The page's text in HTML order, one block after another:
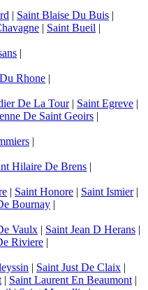
| Saint Blaise Du Buis |
| Saint Bueil |
|
Rhone |
De La Tour | Saint Egreve |
De Saint Geoirs |
|
Hilaire De Brens |
| Saint Honore | Saint Ismier |
Bournay |
Vaulx | Saint Jean D Herans |
Riviere |
| Saint Just De Claix |
| Saint Laurent En Beaumont |